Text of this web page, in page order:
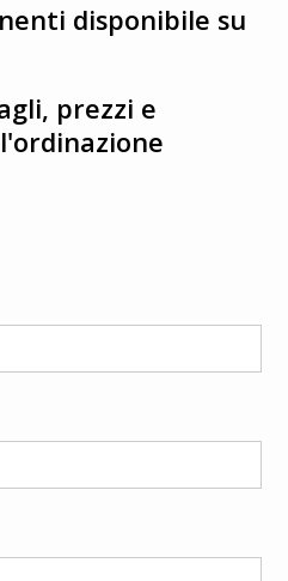
disponibile su
prezzi e